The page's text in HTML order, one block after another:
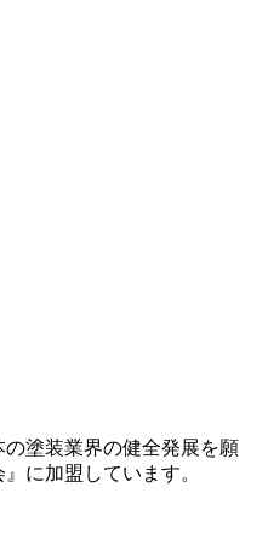
塗装業界の健全発展を願
に加盟しています。